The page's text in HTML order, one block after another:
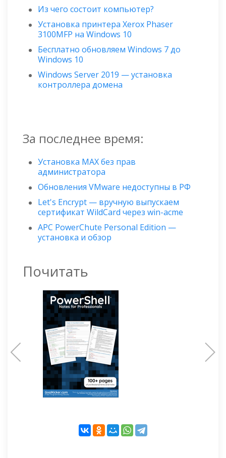
Из чего состоит компьютер?
Установка принтера Xerox Phaser
3100MFP на Windows 10
Бесплатно обновляем Windows 7 до
Windows 10
Windows Server 2019 — установка
контроллера домена
За последнее время:
Установка MAX без прав
администратора
Обновления VMware недоступны в РФ
Let's Encrypt — вручную выпускаем
сертификат WildСard через win-acme
APC PowerChute Personal Edition —
установка и обзор
Почитать